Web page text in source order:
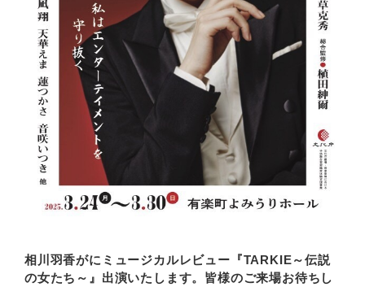
相川羽香がにミュージカルレビュー『TARKIE～伝説
の女たち～』出演いたします。皆様のご来場お待ちし